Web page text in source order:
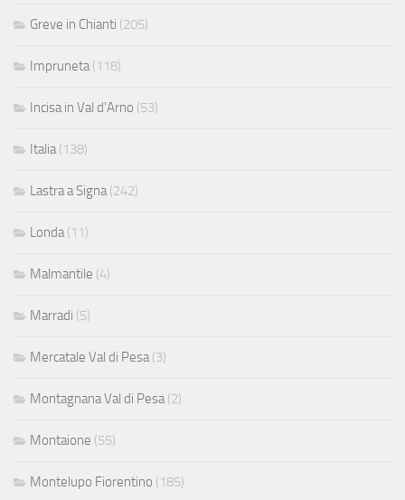
Greve in Chianti (205)
Impruneta(118)
Incisa in Val d'Arno (53)
Italia(138)
Lastra a Signa(242)
Londa(11)
Malmantile (4)
Marradi (5)
Mercatale Val di Pesa(3)
Montagnana Val di Pesa(2)
Montaione (55)
Montelupo Fiorentino (185)